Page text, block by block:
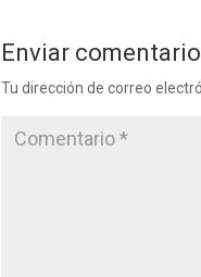
Enviar comentario
Tu dirección de correo